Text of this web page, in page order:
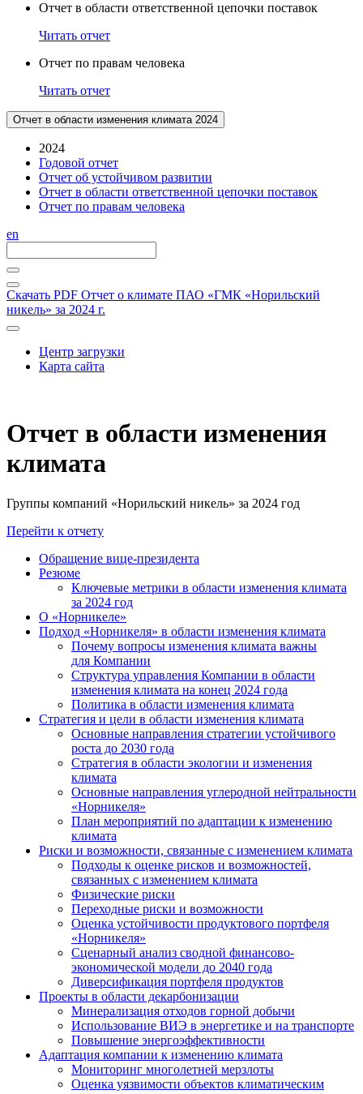
Отчет в области ответственной цепочки поставок
Читать отчет
Отчет по правам человека
Читать отчет
Отчет в области изменения климата 2024
2024
Годовой отчет
Отчет об устойчивом развитии
Отчет в области ответственной цепочки поставок
Отчет по правам человека
en
Скачать PDF Отчет о климате ПАО «ГМК «Норильский
никель» за 2024 г.
Центр загрузки
Карта сайта
Отчет в области изменения
климата
Группы компаний «Норильский никель» за 2024 год
Перейти к отчету
Обращение вице-президента
Резюме
Ключевые метрики в области изменения климата
за 2024 год
О «Норникеле»
Подход «Норникеля» в области изменения климата
Почему вопросы изменения климата важны
для Компании
Структура управления Компании в области
изменения климата на конец 2024 года
Политика в области изменения климата
Стратегия и цели в области изменения климата
Основные направления стратегии устойчивого
роста до 2030 года
Стратегия в области экологии и изменения
климата
Основные направления углеродной нейтральности
«Норникеля»
План мероприятий по адаптации к изменению
климата
Риски и возможности, связанные с изменением климата
Подходы к оценке рисков и возможностей,
связанных с изменением климата
Физические риски
Переходные риски и возможности
Оценка устойчивости продуктового портфеля
«Норникеля»
Сценарный анализ сводной финансово-
экономической модели до 2040 года
Диверсификация портфеля продуктов
Проекты в области декарбонизации
Минерализация отходов горной добычи
Использование ВИЭ в энергетике и на транспорте
Повышение энергоэффективности
Адаптация компании к изменению климата
Мониторинг многолетней мерзлоты
Оценка уязвимости объектов климатическим